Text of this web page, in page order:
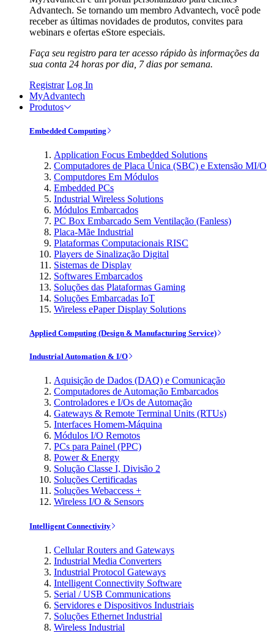
Advantech. Se tornando um membro Advantech, você pode
receber as últimas novidades de produtos, convites para
webinars e ofertas eStore especiais.
Faça seu registro para ter acesso rápido às informações da
sua conta 24 horas por dia, 7 dias por semana.
Registrar Log In
MyAdvantech
Produtos
Embedded Computing
Application Focus Embedded Solutions
Computadores de Placa Única (SBC) e Extensão MI/O
Computdores Em Módulos
Embedded PCs
Industrial Wireless Solutions
Módulos Embarcados
PC Box Embarcado Sem Ventilação (Fanless)
Placa-Mãe Industrial
Plataformas Computacionais RISC
Players de Sinalização Digital
Sistemas de Display
Softwares Embarcados
Soluções das Plataformas Gaming
Soluções Embarcadas IoT
Wireless ePaper Display Solutions
Applied Computing (Design & Manufacturing Service)
Industrial Automation & I/O
Aquisição de Dados (DAQ) e Comunicação
Computadores de Automação Embarcados
Controladores e I/Os de Automação
Gateways & Remote Terminal Units (RTUs)
Interfaces Homem-Máquina
Módulos I/O Remotos
PCs para Painel (PPC)
Power & Energy
Solução Classe I, Divisão 2
Soluções Certificadas
Soluções Webaccess +
Wireless I/O & Sensors
Intelligent Connectivity
Cellular Routers and Gateways
Industrial Media Converters
Industrial Protocol Gateways
Intelligent Connectivity Software
Serial / USB Communications
Servidores e Dispositivos Industriais
Soluções Ethernet Industrial
Wireless Industrial